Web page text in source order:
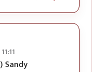
हो,
Sandy